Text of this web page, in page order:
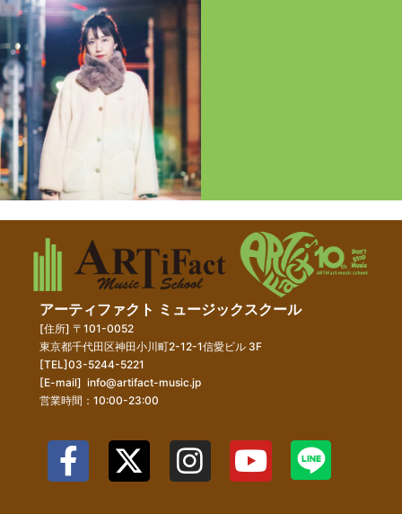
アーティファクト ミュージックスクール
[住所] 〒101-0052
東京都千代田区神田小川町2-12-1信愛ビル 3F
[TEL]03-5244-5221
[E-mail] info@artifact-music.jp
営業時間：10:00-23:00